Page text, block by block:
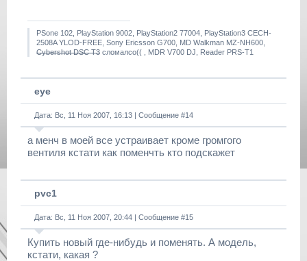
PSone 102, PlayStation 9002, PlayStation2 77004, PlayStation3 CECH-
2508A YLOD-FREE, Sony Ericsson G700, MD Walkman MZ-NH600,
Cybershot DSC T3 сломалсо(( , MDR V700 DJ, Reader PRS-T1
eye
Дата: Вс, 11 Ноя 2007, 16:13 | Сообщение #14
а менч в моей все устраивает кроме громгого
вентиля кстати как поменчть кто подскажет
pvc1
Дата: Вс, 11 Ноя 2007, 20:44 | Сообщение #15
Купить новый где-нибудь и поменять. А модель,
кстати, какая ?